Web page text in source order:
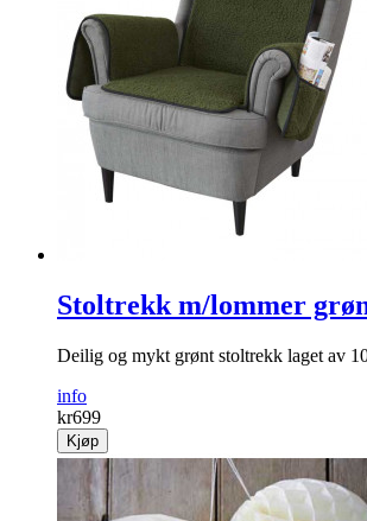
Stoltrekk m/lommer
Deilig og mykt grønt stoltrekk laget av
info
kr699
Kjøp